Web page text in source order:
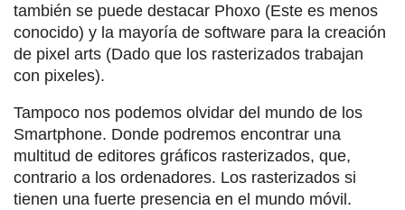
también se puede destacar Phoxo (Este es menos
conocido) y la mayoría de software para la creación
de pixel arts (Dado que los rasterizados trabajan
con pixeles).
Tampoco nos podemos olvidar del mundo de los
Smartphone. Donde podremos encontrar una
multitud de editores gráficos rasterizados, que,
contrario a los ordenadores. Los rasterizados si
tienen una fuerte presencia en el mundo móvil.